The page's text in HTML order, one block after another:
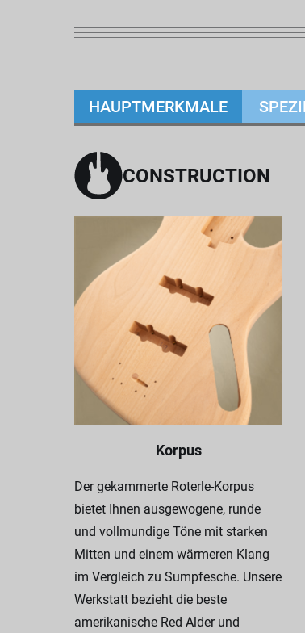
HAUPTMERKMALE
CONSTRUCTION
Korpus
Der gekammerte Roterle-Korpus
bietet Ihnen ausgewogene, runde
und vollmundige Töne mit starken
Mitten und einem wärmeren Klang
im Vergleich zu Sumpfesche. Unsere
Werkstatt bezieht die beste
amerikanische Red Alder und